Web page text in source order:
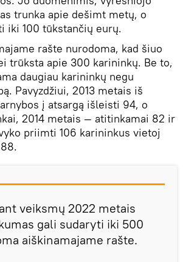
trunka apie dešimt metų, o
iki 100 tūkstančių eurų.
rašte nurodoma, kad šiuo
trūksta apie 300 karininkų. Be to,
daugiau karininkų negu
Pavyzdžiui, 2013 metais iš
į atsargą išleisti 94, o
2014 metais — atitinkamai 82 ir
priimti 106 karininkus vietoj
veiksmų 2022 metais
gali sudaryti iki 500
aiškinamajame rašte.